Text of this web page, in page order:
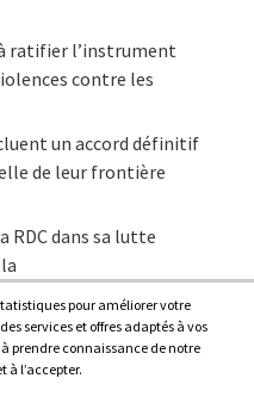
ratifier l’instrument
contre les
un accord définitif
de leur frontière
RDC dans sa lutte
pour améliorer votre
services et offres adaptés à vos
prendre connaissance de notre
à l’accepter.